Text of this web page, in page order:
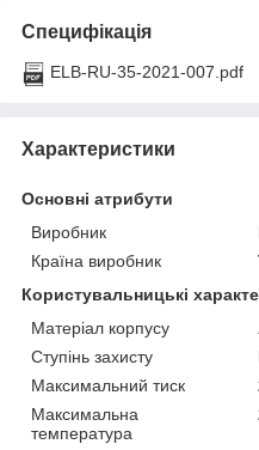
Специфікація
ELB-RU-35-2021-007.pdf
Характеристики
Основні атрибути
Виробник
Країна виробник
Користувальницькі
Матеріал корпусу
Ступінь захисту
Максимальний тиск
Максимальна
температура